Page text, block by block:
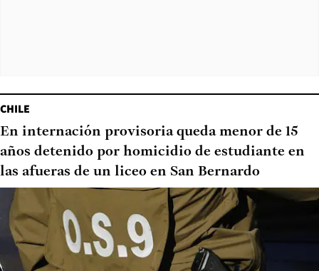
CHILE
En internación provisoria queda menor de 15
años detenido por homicidio de estudiante en
las afueras de un liceo en San Bernardo